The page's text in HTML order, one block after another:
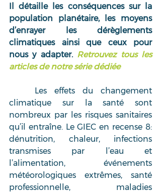
Il détaille les conséquences sur la
population planétaire, les moyens
d’enrayer les dérèglements
climatiques ainsi que ceux pour
nous y adapter. Retrouvez tous les
articles de notre série dédiée
climatique sur la santé sont
nombreux par les risques sanitaires
qu’il entraîne. Le GIEC en recense 8:
dénutrition, chaleur, infections
transmises par l’eau et
l’alimentation, événements
météorologiques extrêmes, santé
professionnelle, maladies